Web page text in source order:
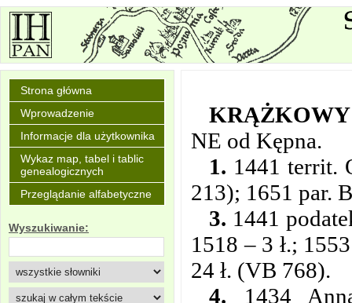
Strona główna
Wprowadzenie
Informacje dla użytkownika
Wykaz map, tabel i tablic
genealogicznych
Przeglądanie alfabetyczne
Wyszukiwanie:
KRĄŻKOWY
NE od Kępna.
1. 1441 territ.
213); 1651 par.
3. 1441
1518 – 3 ł.;
24 ł. (VB 768).
4. 1434